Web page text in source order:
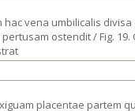
hac vena umbilicalis
ostendit / Fig.
placentae